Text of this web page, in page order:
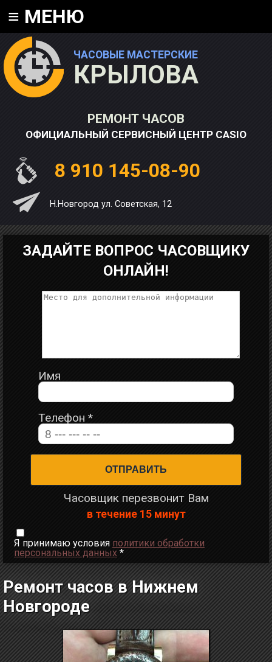
ЧАСОВЫЕ МАСТЕРСКИЕ
КРЫЛОВА
РЕМОНТ ЧАСОВ
ОФИЦИАЛЬНЫЙ СЕРВИСНЫЙ ЦЕНТР CASIO
8 910 145-08-90
Н.Новгород ул. Советская, 12
≡ МЕНЮ
ЗАДАЙТЕ ВОПРОС ЧАСОВЩИКУ
ОНЛАЙН!
Имя
Телефон *
Часовщик перезвонит Вам
в течение 15 минут
Я принимаю условия политики обработки
персональных данных *
Ремонт часов в Нижнем
Новгороде